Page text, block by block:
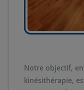
Notre objectif,
kinésithérapie,